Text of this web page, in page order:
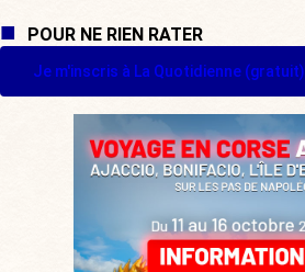
POUR NE RIEN RATER
Je m'inscris à La Quotidienne (gratuit)